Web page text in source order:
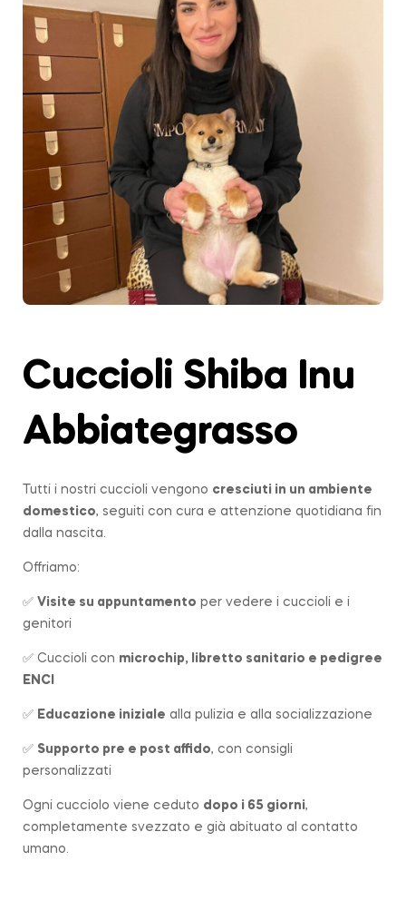
Cuccioli Shiba Inu
Abbiategrasso
Tutti i nostri cuccioli vengono cresciuti in un ambiente
domestico, seguiti con cura e attenzione quotidiana fin
dalla nascita.
Offriamo:
✅ Visite su appuntamento per vedere i cuccioli e i
genitori
✅ Cuccioli con microchip, libretto sanitario e pedigree
ENCI
✅ Educazione iniziale alla pulizia e alla socializzazione
✅ Supporto pre e post affido, con consigli
personalizzati
Ogni cucciolo viene ceduto dopo i 65 giorni,
completamente svezzato e già abituato al contatto
umano.